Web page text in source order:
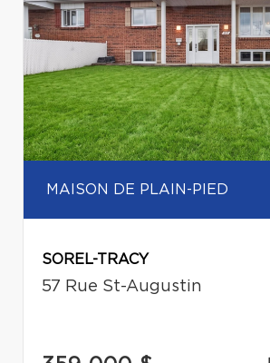
MAISON DE PLAIN-PIED
SOREL-TRACY
57 Rue St-Augustin